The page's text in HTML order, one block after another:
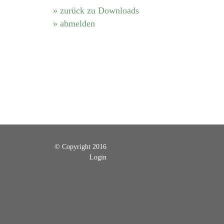
» zurück zu Downloads
» abmelden
© Copyright 2016
Login